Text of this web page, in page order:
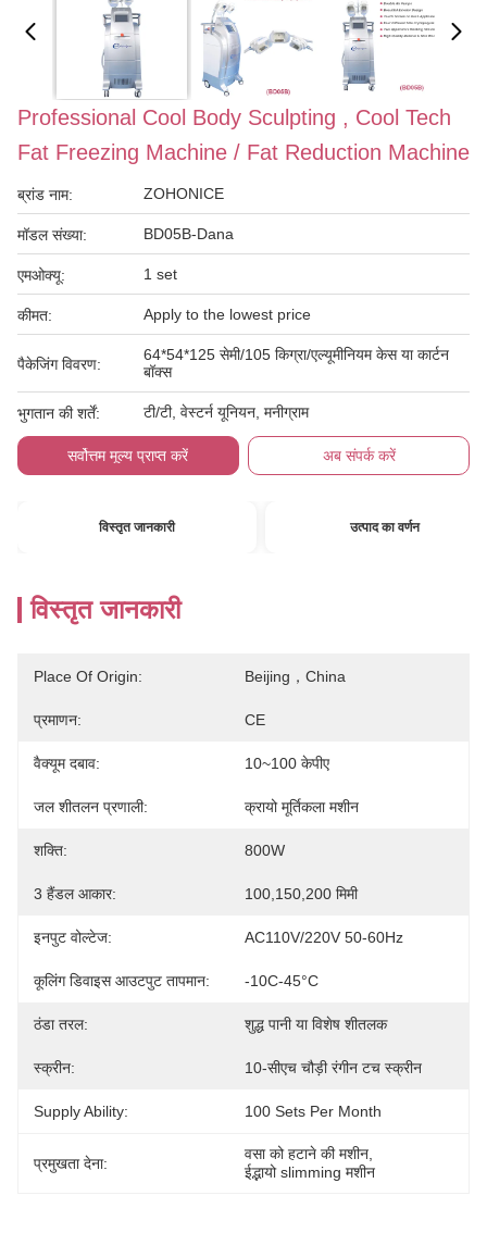
Professional Cool Body Sculpting , Cool Tech
Fat Freezing Machine / Fat Reduction Machine
ब्रांड नाम: ZOHONICE
मॉडल संख्या: BD05B-Dana
एमओक्यू: 1 set
कीमत: Apply to the lowest price
पैकेजिंग विवरण:
64*54*125 सेमी/105 किग्रा/एल्यूमीनियम केस या कार्टन
बॉक्स
भुगतान की शर्तें: टी/टी, वेस्टर्न यूनियन, मनीग्राम
सर्वोत्तम मूल्य प्राप्त करें अब संपर्क करें
विस्तृत जानकारी उत्पाद का वर्णन
विस्तृत जानकारी
Place Of Origin: Beijing，China
प्रमाणन: CE
वैक्यूम दबाव: 10~100 केपीए
जल शीतलन प्रणाली: क्रायो मूर्तिकला मशीन
शक्ति: 800W
3 हैंडल आकार: 100,150,200 मिमी
इनपुट वोल्टेज: AC110V/220V 50-60Hz
कूलिंग डिवाइस आउटपुट तापमान: -10C-45°C
ठंडा तरल: शुद्ध पानी या विशेष शीतलक
स्क्रीन: 10-सीएच चौड़ी रंगीन टच स्क्रीन
Supply Ability: 100 Sets Per Month
प्रमुखता देना:
वसा को हटाने की मशीन
ईद्भायो slimming मशीन